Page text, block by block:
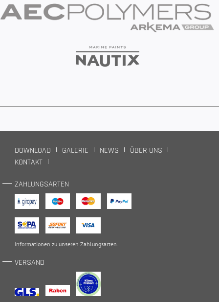
DOWNLOAD GALERIE NEWS
ÜBER UNS
KONTAKT
ZAHLUNGSARTEN
Informationen zu unseren Zahlungsarten
VERSAND